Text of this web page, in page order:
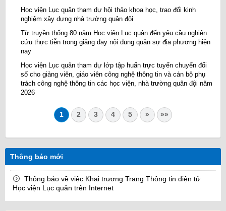
Học viện Lục quân tham dự hội thảo khoa học, trao đổi kinh
nghiệm xây dựng nhà trường quân đội
Từ truyền thống 80 năm Học viện Lục quân đến yêu cầu nghiên
cứu thực tiễn trong giảng dạy nội dung quân sự địa phương hiện
nay
Học viện Lục quân tham dự lớp tập huấn trực tuyến chuyển đổi
số cho giảng viên, giáo viên công nghệ thông tin và cán bộ phụ
trách công nghệ thông tin các học viện, nhà trường quân đội năm
2026
1 2 3 4 5 » »»
Thông báo mới
Thông báo về việc Khai trương Trang Thông tin điện tử
Học viện Lục quân trên Internet